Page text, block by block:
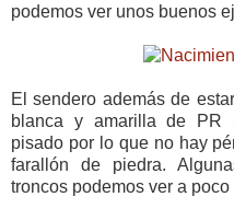
podemos ver unos buenos
El sendero además de
blanca y amarilla de PR
pisado por lo que no hay
farallón de piedra.
troncos podemos ver a